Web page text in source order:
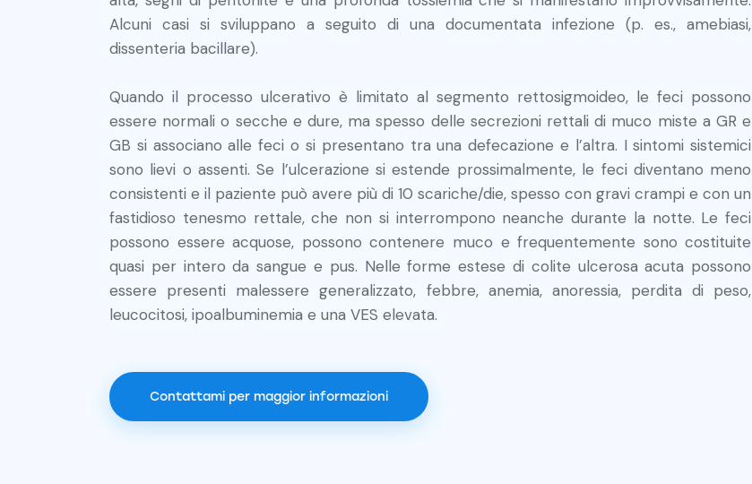
Alcuni casi si sviluppano a seguito di una documentata infezione (p. es., amebiasi,
dissenteria bacillare).
Quando il processo ulcerativo è limitato al segmento rettosigmoideo, le feci possono
essere normali o secche e dure, ma spesso delle secrezioni rettali di muco miste a GR e
GB si associano alle feci o si presentano tra una defecazione e l’altra. I sintomi sistemici
sono lievi o assenti. Se l’ulcerazione si estende prossimalmente, le feci diventano meno
consistenti e il paziente può avere più di 10 scariche/die, spesso con gravi crampi e con un
fastidioso tenesmo rettale, che non si interrompono neanche durante la notte. Le feci
possono essere acquose, possono contenere muco e frequentemente sono costituite
quasi per intero da sangue e pus. Nelle forme estese di colite ulcerosa acuta possono
essere presenti malessere generalizzato, febbre, anemia, anoressia, perdita di peso,
leucocitosi, ipoalbuminemia e una VES elevata.
Contattami per maggior informazioni